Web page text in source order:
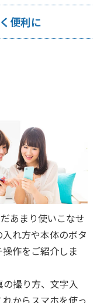
便利に
あまり使いこなせ
れ方や本体のボタ
作をご紹介しま
撮り方、文字入
からスマホを使っ